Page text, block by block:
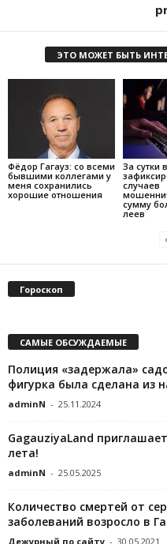
ЭТО МОЖЕТ БЫТЬ
Фёдор Гагауз: со всеми
бывшими коллегами у
меня сохранились
хорошие отношения
За сутки
случаев
сумму
леев
Гороскоп
САМЫЕ ОБСУЖДАЕМЫЕ
Полиция «задержала»
фигурка была сделана из
adminN - 25.11.2024
GagauziyaLand
лета!
adminN - 25.05.2025
Количество смертей от
заболеваний возросло в
Дежурный по сайту - 30.05.2021